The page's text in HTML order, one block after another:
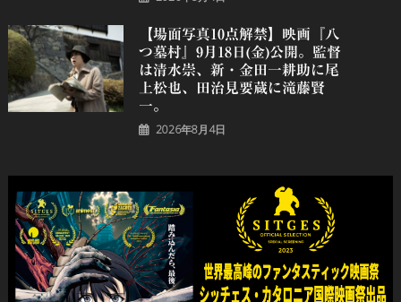
【場面写真10点解禁】映画『八
つ墓村』9月18日(金)公開。監督
は清水崇、新・金田一耕助に尾
上松也、田治見要蔵に滝藤賢
一。
2026年8月4日